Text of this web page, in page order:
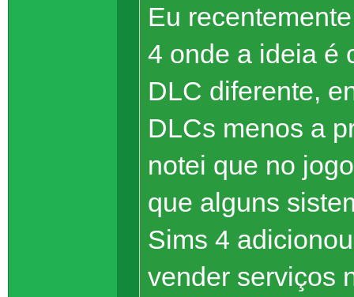
Eu
4 onde a ideia é
DLC diferente,
DLCs menos a
notei que no
que alguns
Sims 4
vender serviços